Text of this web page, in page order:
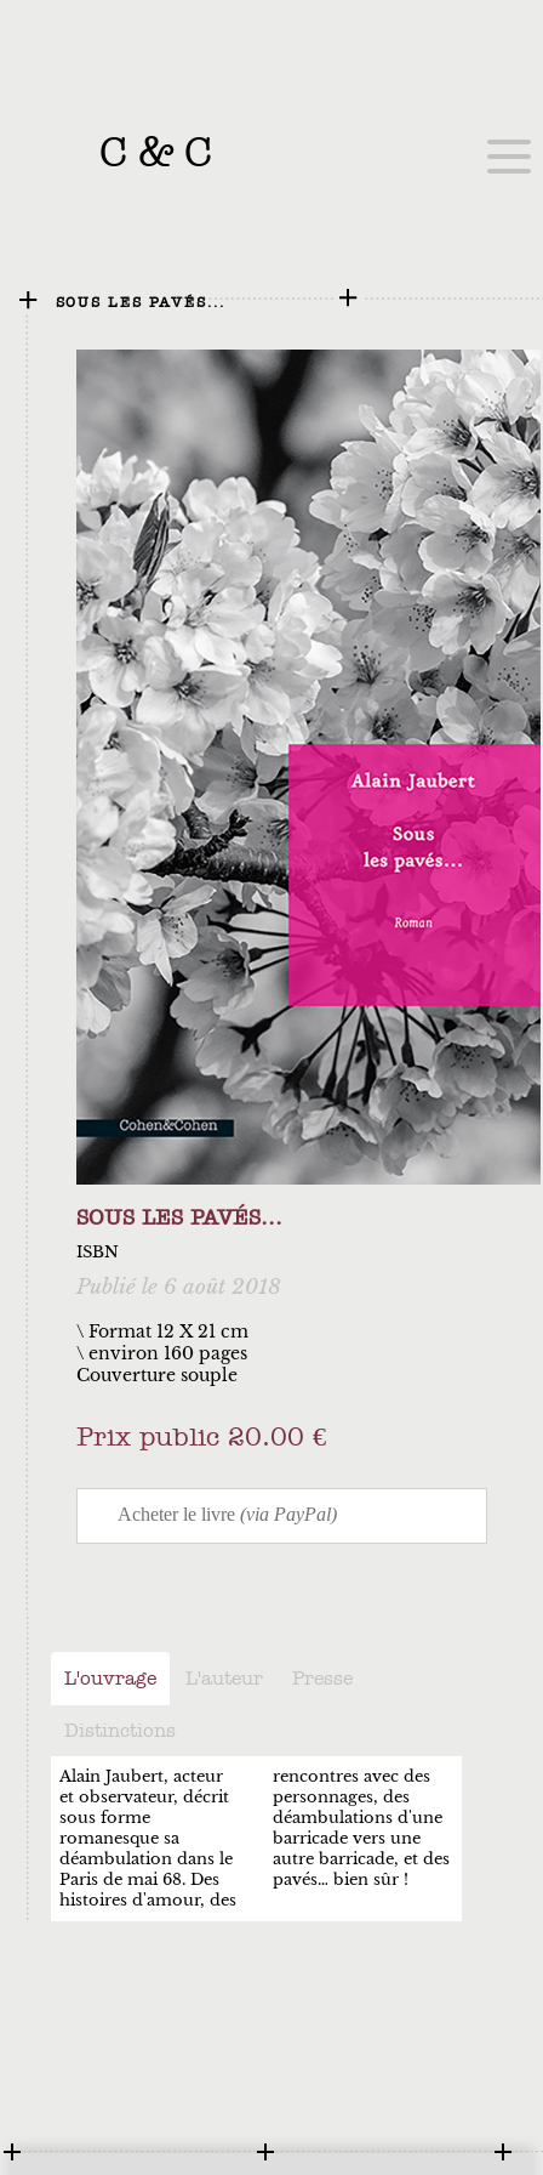
C &C
SOUS LES PAVÉS...
SOUS LES PAVÉS...
ISBN
Publié le 6 août 2018
\ Format 12 X 21 cm
environ 160 pages
Couverture souple
Prix public 20.00 €
L'ouvrage L'auteur Presse
Distinctions
Alain Jaubert, acteur
et observateur, décrit
sous forme
romanesque sa
déambulation dans le
Paris de mai 68. Des
histoires d'amour, des
rencontres avec des
personnages, des
déambulations d'une
barricade vers une
autre barricade, et des
pavés… bien sûr !